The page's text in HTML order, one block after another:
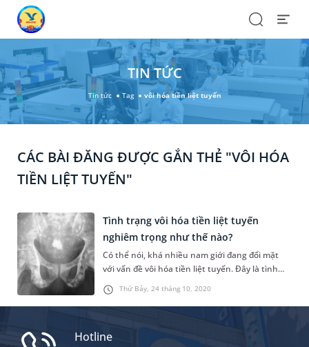
SearchOpen
TIN TỨC
Tin tức Tag vôi hóa tiền liệt tuyến
CÁC BÀI ĐĂNG ĐƯỢC GẮN THẺ "VÔI HÓA
TIỀN LIỆT TUYẾN"
Thứ Bảy, 24 tháng 10, 2020
Tình trạng vôi hóa tiền liệt tuyến
nghiêm trọng như thế nào?
Có thể nói, khá nhiều nam giới đang đối mặt
với vấn đề vôi hóa tiền liệt tuyến. Đây là tình
trạng lắng đọng canxi ở tuyến tiền liệt. Tuy
bệnh không quá nguy hiểm nhưng việc điều trị
sớm để tránh ảnh hưởng nhiều đến sức khỏe
Hotline